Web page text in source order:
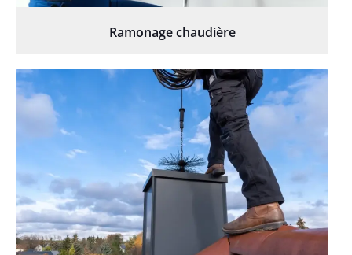
Ramonage chaudière